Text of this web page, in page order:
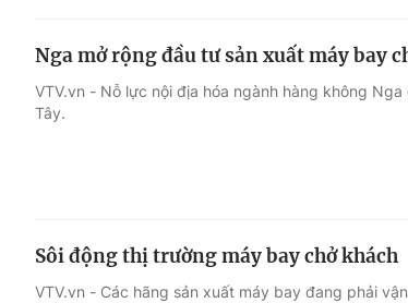
Điện ảnh
Âm nhạc
Sao
Du lịch
Làm đẹp
Nga mở rộng đầu tư sản xuất máy bay
VTV.vn - Nỗ lực nội địa hóa ngành hàng không
Tây.
Sôi động thị trường máy bay chở khách
VTV.vn - Các hãng sản xuất máy bay đang phải